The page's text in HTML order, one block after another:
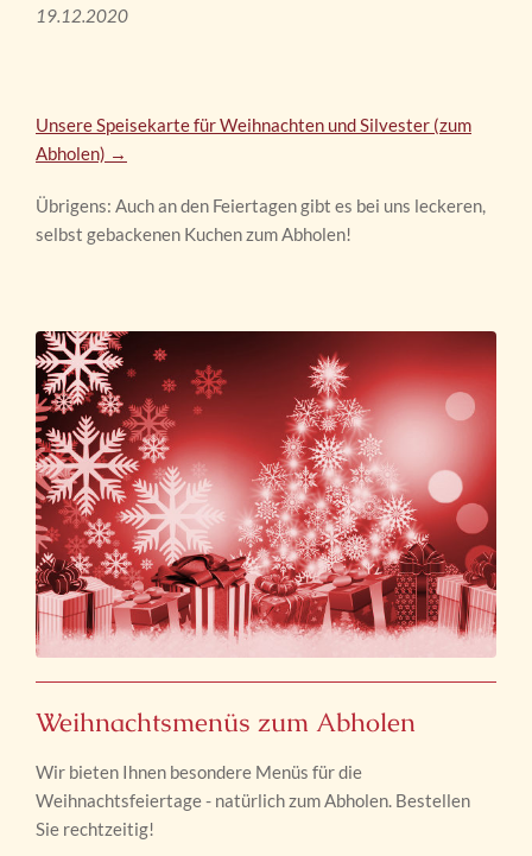
19.12.2020
Unsere Speisekarte für Weihnachten und Silvester (zum
Abholen) →
Übrigens: Auch an den Feiertagen gibt es bei uns leckeren,
selbst gebackenen Kuchen zum Abholen!
Weihnachtsmenüs zum Abholen
Wir bieten Ihnen besondere Menüs für die
Weihnachtsfeiertage - natürlich zum Abholen. Bestellen
Sie rechtzeitig!